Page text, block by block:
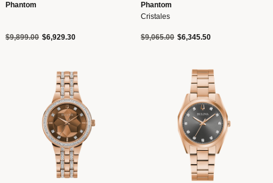
Phantom
Precio reducido de
$9,899.00a$6,929.30
Phantom
Cristales
Precio reducido de
$9,065.00a$6,345.50